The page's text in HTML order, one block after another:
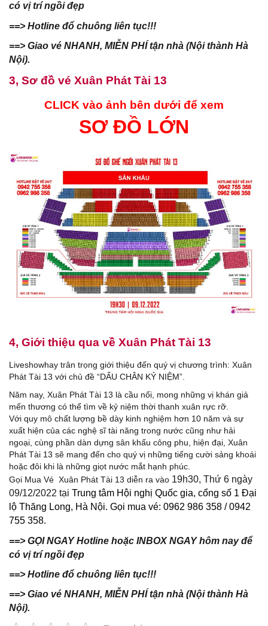
có vị trí ngồi đẹp
==> Hotline đổ chuông liên tục!!!
==> Giao vé NHANH, MIỄN PHÍ tận nhà (Nội thành Hà
Nội).
3, Sơ đồ vé Xuân Phát Tài 13
CLICK vào ảnh bên dưới để xem
SƠ ĐỒ LỚN
4, Giới thiệu qua về Xuân Phát Tài 13
Liveshowhay trân trọng giới thiệu đến quý vị chương trình: Xuân
Phát Tài 13 với chủ đề “DẤU CHÂN KỶ NIỆM”.
Năm nay, Xuân Phát Tài 13 là cầu nối, mong những vị khán giả
mến thương có thể tìm về kỷ niệm thời thanh xuân rực rỡ.
Với quy mô chất lượng bề dày kinh nghiệm hơn 10 năm và sự
xuất hiện của các nghệ sĩ tài năng trong nước cũng như hải
ngoại, cùng phần dàn dựng sân khấu công phu, hiện đại, Xuân
Phát Tài 13 sẽ mang đến cho quý vị những tiếng cười sảng khoái
hoặc đôi khi là những giọt nước mắt hạnh phúc.
Gọi Mua Vé Xuân Phát Tài 13 diễn ra vào 19h30, Thứ 6 ngày
09/12/2022 tại Trung tâm Hội nghị Quốc gia, cổng số 1 Đại
lộ Thăng Long, Hà Nội. Gọi mua vé: 0962 986 358 / 0942
755 358.
==> GỌI NGAY Hotline hoặc INBOX NGAY hôm nay để
có vị trí ngồi đẹp
==> Hotline đổ chuông liên tục!!!
==> Giao vé NHANH, MIỄN PHÍ tận nhà (Nội thành Hà
Nội).